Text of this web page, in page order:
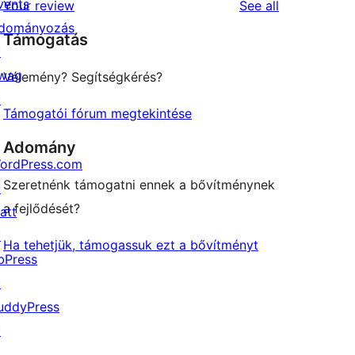
reviews
star
reviews
Your review See all
Támogatás
Vélemény? Segítségkérés?
Támogatói fórum megtekintése
Adomány
Szeretnénk támogatni ennek a bővítménynek
a fejlődését?
Ha tehetjük, támogassuk ezt a bővítményt